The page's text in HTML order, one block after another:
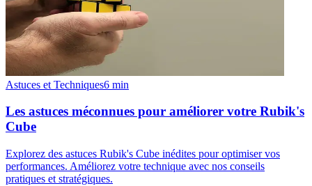
Astuces et Techniques6 min
Les astuces méconnues pour améliorer votre Rubik's
Cube
Explorez des astuces Rubik's Cube inédites pour optimiser vos
performances. Améliorez votre technique avec nos conseils
pratiques et stratégiques.